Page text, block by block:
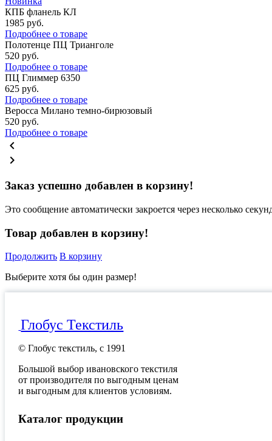
КПБ фланель КЛ
1985 руб.
Подробнее о товаре
Полотенце ПЦ Трианголе
520 руб.
Подробнее о товаре
ПЦ Глиммер 6350
625 руб.
Подробнее о товаре
Веросса Милано темно-бирюзовый
520 руб.
Подробнее о товаре
chevron_left
chevron_right
Заказ успешно добавлен в корзину!
Это сообщение автоматически закроется через несколько
Товар добавлен в корзину!
Продолжить В корзину
Выберите хотя бы один размер!
Глобус Текстиль
© Глобус текстиль, с 1991
Большой выбор ивановского текстиля
от производителя по выгодным ценам
и выгодным для клиентов условиям.
Каталог продукции